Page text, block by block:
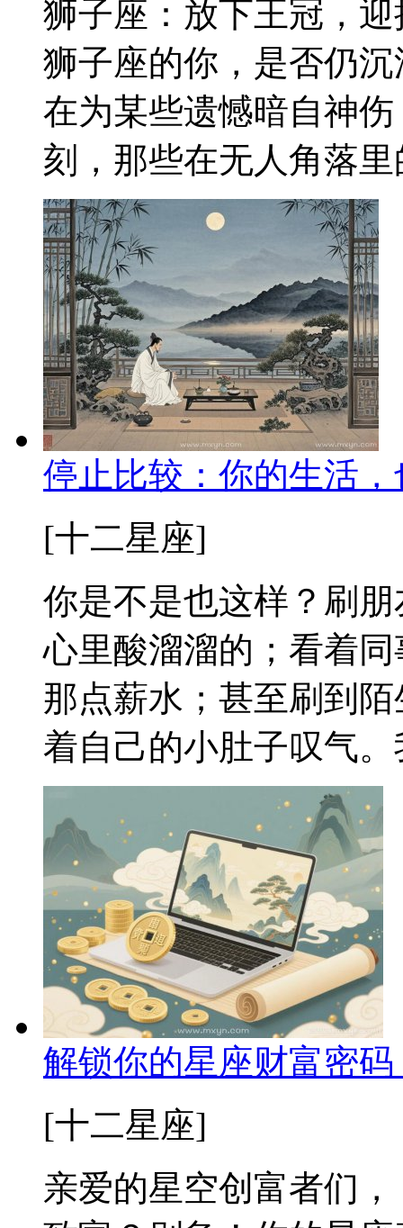
狮子座：放下王冠，
狮子座的你，是否仍
在为某些遗憾暗自神
刻，那些在无人角落
停止比较：你的生活
[十二星座]
你是不是也这样？刷
心里酸溜溜的；看着
那点薪水；甚至刷到
着自己的小肚子叹气
解锁你的星座财富密
[十二星座]
亲爱的星空创富者们